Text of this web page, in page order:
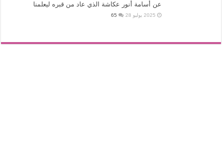
عن أسامة أنور عكاشة الذي عاد من قبره ليعلمنا
2025 يوليو 28 65